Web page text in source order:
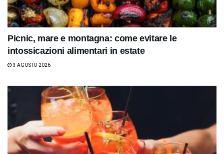
Picnic, mare e montagna: come evitare le
intossicazioni alimentari in estate
3 AGOSTO 2026